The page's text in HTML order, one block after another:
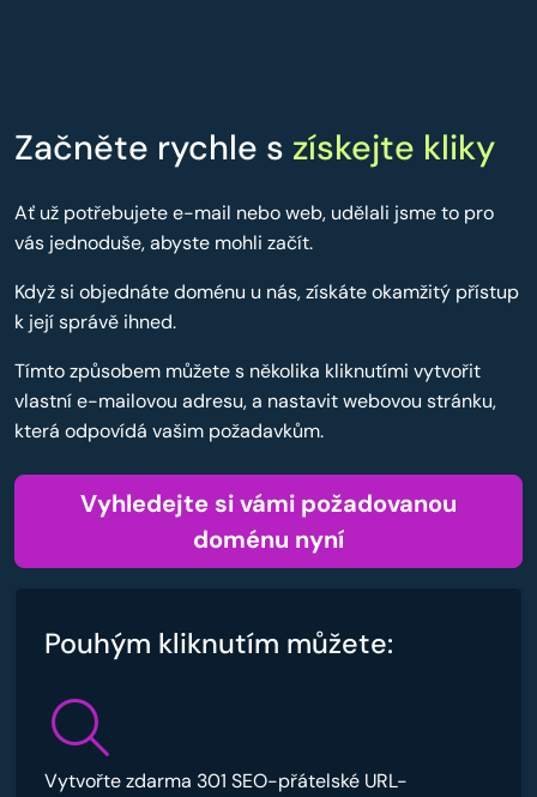
Začněte rychle s získejte kliky
Ať už potřebujete e-mail nebo web, udělali jsme to pro
vás jednoduše, abyste mohli začít.
Když si objednáte doménu u nás, získáte okamžitý přístup
k její správě ihned.
Tímto způsobem můžete s několika kliknutími vytvořit
vlastní e-mailovou adresu, a nastavit webovou stránku,
která odpovídá vašim požadavkům.
Vyhledejte si vámi požadovanou
doménu nyní
Pouhým kliknutím můžete:
Vytvořte zdarma 301 SEO-přátelské URL-